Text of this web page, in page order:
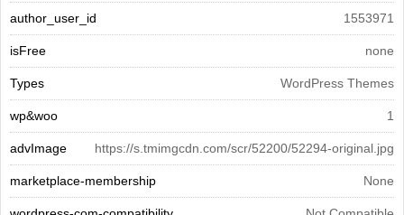
author_user_id 1553971
isFree none
Types WordPress Themes
wp&woo 1
advImage https://s.tmimgcdn.com/scr/52200/52294-original.jpg
marketplace-membership None